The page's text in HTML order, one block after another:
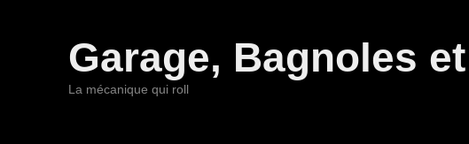
Garage, Bagnoles
La mécanique qui roll